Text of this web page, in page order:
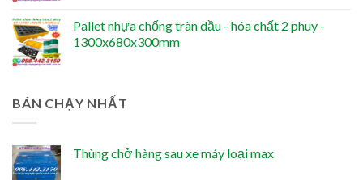
Pallet nhựa chống tràn dầu - hóa chất 2 phuy -
1300x680x300mm
BÁN CHẠY NHẤT
Thùng chở hàng sau xe máy loại max